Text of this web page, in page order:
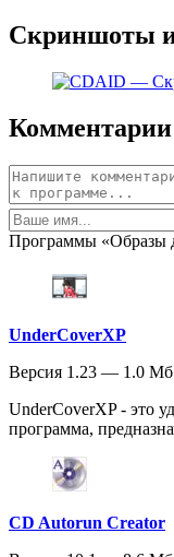
Скриншоты
Комментарии
Программы «Образы
UnderCoverXP
Версия 1.23 — 1.0 Мб
UnderCoverXP - это
программа,
CD Autorun Creator